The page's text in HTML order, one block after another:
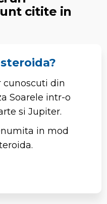
citite in
cunoscuti din
Soarele intr-o
si Jupiter.
in mod